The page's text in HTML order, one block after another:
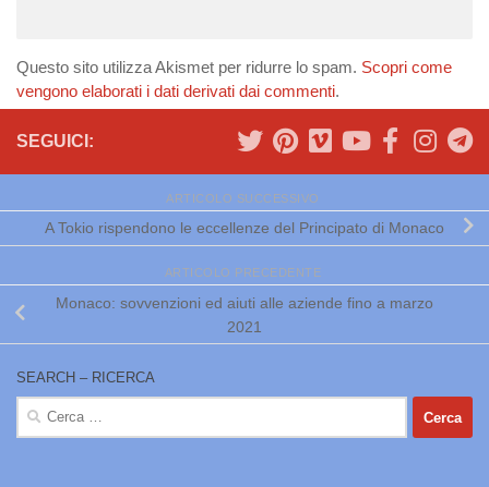
Questo sito utilizza Akismet per ridurre lo spam. Scopri come
vengono elaborati i dati derivati dai commenti.
SEGUICI:
ARTICOLO SUCCESSIVO
A Tokio rispendono le eccellenze del Principato di Monaco
ARTICOLO PRECEDENTE
Monaco: sovvenzioni ed aiuti alle aziende fino a marzo
2021
SEARCH – RICERCA
Ricerca
per: